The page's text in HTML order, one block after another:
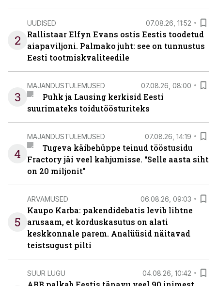
2
UUDISED 07.08.26, 11:52
Rallistaar Elfyn Evans ostis Eestis toodetud
aiapaviljoni. Palmako juht: see on tunnustus
Eesti tootmiskvaliteedile
3
MAJANDUSTULEMUSED 07.08.26, 08:00
Puhk ja Lausing kerkisid Eesti
suurimateks toidutöösturiteks
4
MAJANDUSTULEMUSED 07.08.26, 14:19
Tugeva käibehüppe teinud tööstusidu
Fractory jäi veel kahjumisse. “Selle aasta siht
on 20 miljonit”
5
ARVAMUSED 06.08.26, 09:03
Kaupo Karba: pakendidebatis levib lihtne
arusaam, et korduskasutus on alati
keskkonnale parem. Analüüsid näitavad
teistsugust pilti
SUUR LUGU 04.08.26, 10:42